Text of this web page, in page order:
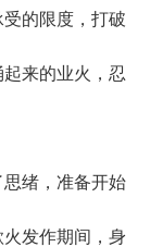
的限度，打破
来的业火，忍
绪，准备开始
发作期间，身